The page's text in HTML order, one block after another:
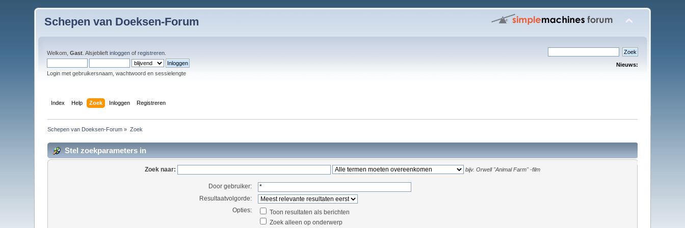
Schepen van Doeksen-Forum
Welkom,Gast . Alsjeblieftinloggen ofregistreren
Login met gebruikersnaam, wachtwoord en sessielengte
Nieuws:
Index Help Zoek Inloggen Registreren
Schepen van Doeksen-Forum » Zoek
Stel zoekparameters in
Zoek naar: bijv. Orwell "Animal Farm" -film
Door gebruiker:
Resultaatvolgorde:
Opties:
Toon resultaten als berichten
Zoek alleen op onderwerp